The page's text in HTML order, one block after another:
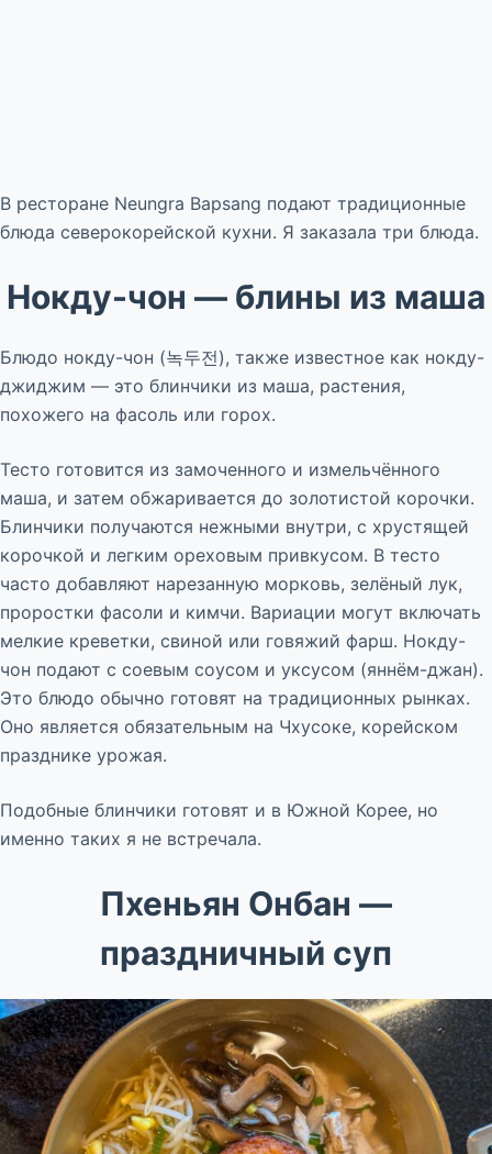
В ресторане Neungra Bapsang подают традиционные
блюда северокорейской кухни. Я заказала три блюда.
Нокду-чон — блины из маша
Блюдо нокду-чон (녹두전), также известное как нокду-
джиджим — это блинчики из маша, растения,
похожего на фасоль или горох.
Тесто готовится из замоченного и измельчённого
маша, и затем обжаривается до золотистой корочки.
Блинчики получаются нежными внутри, с хрустящей
корочкой и легким ореховым привкусом. В тесто
часто добавляют нарезанную морковь, зелёный лук,
проростки фасоли и кимчи. Вариации могут включать
мелкие креветки, свиной или говяжий фарш. Нокду-
чон подают с соевым соусом и уксусом (яннём-джан).
Это блюдо обычно готовят на традиционных рынках.
Оно является обязательным на Чхусоке, корейском
празднике урожая.
Подобные блинчики готовят и в Южной Корее, но
именно таких я не встречала.
Пхеньян Онбан —
праздничный суп